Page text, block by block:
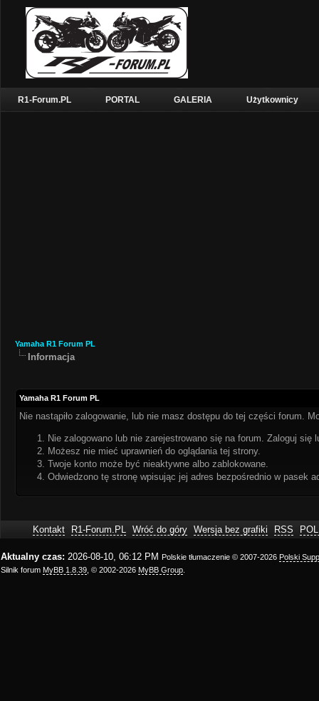
R1-Forum.PL PORTAL GALERIA Użytkownicy
Yamaha R1 Forum PL
Informacja
Yamaha R1 Forum PL
Nie nastąpiło zalogowanie, lub nie masz dostępu do tej części forum.
Nie zalogowano lub nie zarejestrowano się na forum. Zaloguj się
Możesz nie mieć uprawnień do oglądania tej strony.
Twoje konto może być nieaktywne albo zablokowane.
Odwiedzono tę stronę wpisując jej adres bezpośrednio w pasek
Kontakt R1-Forum.PL Wróć do góry Wersja bez grafiki RSS
Aktualny czas: 2026-08-10, 06:12 PM Polskie tłumaczenie © 2007-2026 Polski
Silnik forum MyBB 1.8.39 , © 2002-2026 MyBB Group